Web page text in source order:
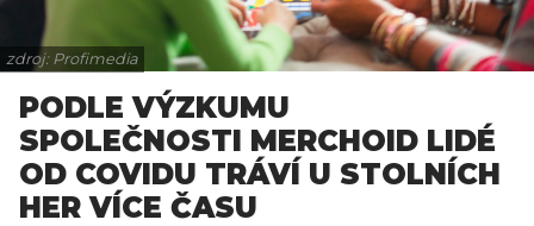
zdroj: Profimedia
PODLE VÝZKUMU
SPOLEČNOSTI MERCHOID LIDÉ
OD COVIDU TRÁVÍ U STOLNÍCH
HER VÍCE ČASU